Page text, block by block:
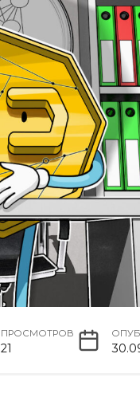
ПРОСМОТРОВ
21